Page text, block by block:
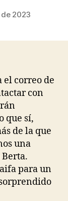
2023
el correo de
con
que sí,
de la que
una
para un